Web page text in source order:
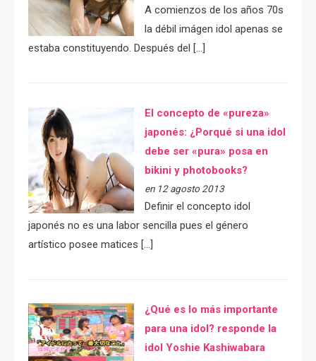
A comienzos de los años 70s
la débil imágen idol apenas se
estaba constituyendo. Después del […]
El concepto de «pureza»
japonés: ¿Porqué si una idol
debe ser «pura» posa en
bikini y photobooks?
en 12 agosto 2013
Definir el concepto idol
japonés no es una labor sencilla pues el género
artístico posee matices […]
¿Qué es lo más importante
para una idol? responde la
idol Yoshie Kashiwabara